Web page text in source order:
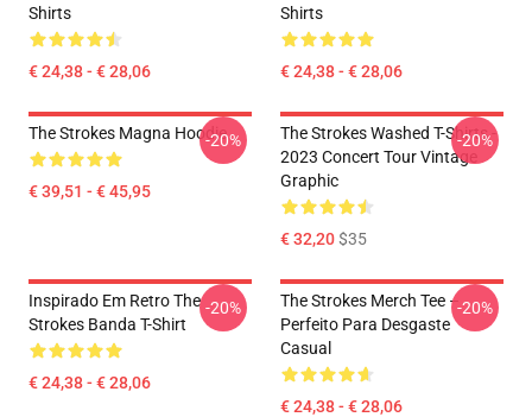
Shirts
€ 24,38 - € 28,06
Shirts
€ 24,38 - € 28,06
The Strokes Magna Hoodie
€ 39,51 - € 45,95
-20%
The Strokes Washed T-Shirts -
2023 Concert Tour Vintage
Graphic
€ 32,20$35
-20%
Inspirado Em Retro The
Strokes Banda T-Shirt
€ 24,38 - € 28,06
-20%
The Strokes Merch Tee –
Perfeito Para Desgaste
Casual
€ 24,38 - € 28,06
-20%